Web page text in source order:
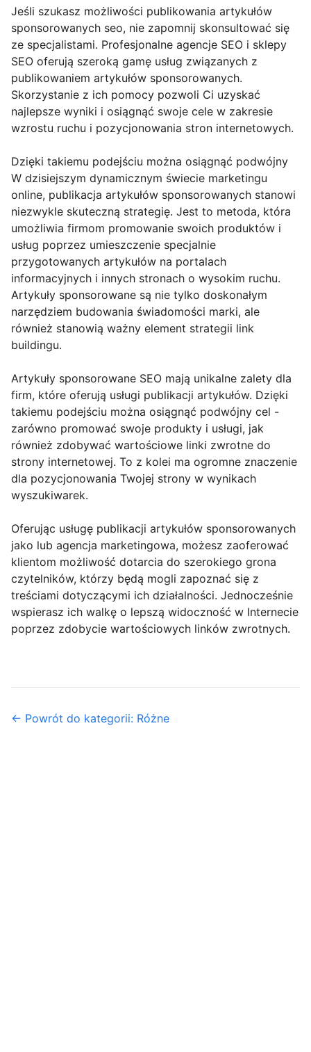
Jeśli szukasz możliwości publikowania artykułów
sponsorowanych seo, nie zapomnij skonsultować się
ze specjalistami. Profesjonalne agencje SEO i sklepy
SEO oferują szeroką gamę usług związanych z
publikowaniem artykułów sponsorowanych.
Skorzystanie z ich pomocy pozwoli Ci uzyskać
najlepsze wyniki i osiągnąć swoje cele w zakresie
wzrostu ruchu i pozycjonowania stron internetowych.
Dzięki takiemu podejściu można osiągnąć podwójny
W dzisiejszym dynamicznym świecie marketingu
online, publikacja artykułów sponsorowanych stanowi
niezwykle skuteczną strategię. Jest to metoda, która
umożliwia firmom promowanie swoich produktów i
usług poprzez umieszczenie specjalnie
przygotowanych artykułów na portalach
informacyjnych i innych stronach o wysokim ruchu.
Artykuły sponsorowane są nie tylko doskonałym
narzędziem budowania świadomości marki, ale
również stanowią ważny element strategii link
buildingu.
Artykuły sponsorowane SEO mają unikalne zalety dla
firm, które oferują usługi publikacji artykułów. Dzięki
takiemu podejściu można osiągnąć podwójny cel -
zarówno promować swoje produkty i usługi, jak
również zdobywać wartościowe linki zwrotne do
strony internetowej. To z kolei ma ogromne znaczenie
dla pozycjonowania Twojej strony w wynikach
wyszukiwarek.
Oferując usługę publikacji artykułów sponsorowanych
jako lub agencja marketingowa, możesz zaoferować
klientom możliwość dotarcia do szerokiego grona
czytelników, którzy będą mogli zapoznać się z
treściami dotyczącymi ich działalności. Jednocześnie
wspierasz ich walkę o lepszą widoczność w Internecie
poprzez zdobycie wartościowych linków zwrotnych.
← Powrót do kategorii: Różne